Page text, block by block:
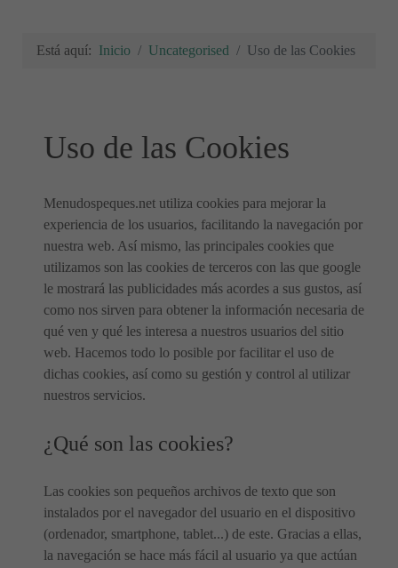
Está aquí: Inicio Uncategorised Uso de las Cookies
Uso de las Cookies
Menudospeques.net utiliza cookies para mejorar la
experiencia de los usuarios, facilitando la navegación por
nuestra web. Así mismo, las principales cookies que
utilizamos son las cookies de terceros con las que google
le mostrará las publicidades más acordes a sus gustos, así
como nos sirven para obtener la información necesaria de
qué ven y qué les interesa a nuestros usuarios del sitio
web. Hacemos todo lo posible por facilitar el uso de
dichas cookies, así como su gestión y control al utilizar
nuestros servicios.
¿Qué son las cookies?
Las cookies son pequeños archivos de texto que son
instalados por el navegador del usuario en el dispositivo
(ordenador, smartphone, tablet...) de este. Gracias a ellas,
la navegación se hace más fácil al usuario ya que actúan